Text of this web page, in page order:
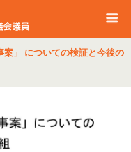
」 についての検証と今後の